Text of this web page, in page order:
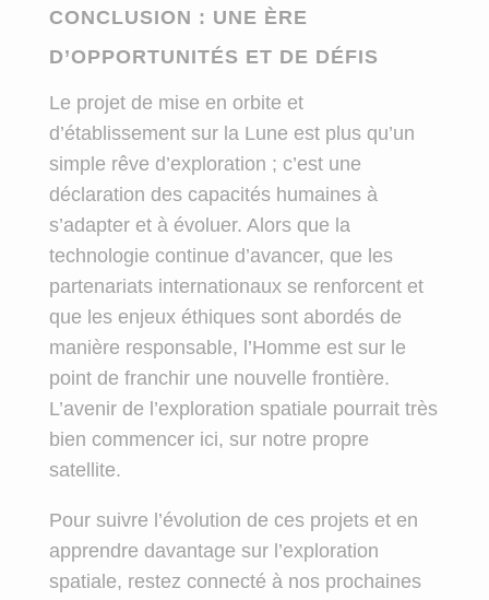
CONCLUSION : UNE ÈRE
D’OPPORTUNITÉS ET DE DÉFIS
Le projet de mise en orbite et
d’établissement sur la Lune est plus qu’un
simple rêve d’exploration ; c’est une
déclaration des capacités humaines à
s’adapter et à évoluer. Alors que la
technologie continue d’avancer, que les
partenariats internationaux se renforcent et
que les enjeux éthiques sont abordés de
manière responsable, l’Homme est sur le
point de franchir une nouvelle frontière.
L’avenir de l’exploration spatiale pourrait très
bien commencer ici, sur notre propre
satellite.
Pour suivre l’évolution de ces projets et en
apprendre davantage sur l’exploration
spatiale, restez connecté à nos prochaines